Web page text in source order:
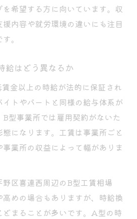
希望する方に向いています。収
内容や就労環境の違いにも注目
。
給はどう異なるか
金以上の時給が法的に保証され
トやパートと同様の給与体系が
型事業所では雇用契約がないた
になります。工賃は事業所ごと
業所の収益によって幅がありま
区喜連西周辺のB型工賃相場
めの場合もありますが、時給換
まることが多いです。A型の時